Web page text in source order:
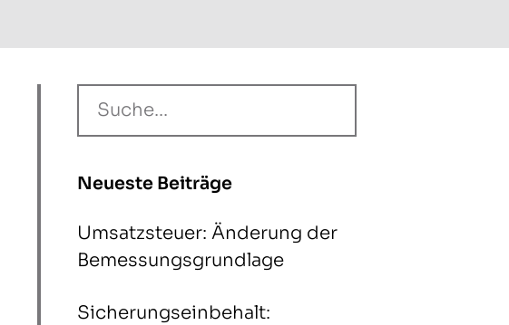
Neueste Beiträge
Umsatzsteuer: Änderung der
Bemessungsgrundlage
Sicherungseinbehalt: